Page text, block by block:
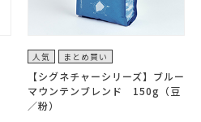
人気 まとめ買い
【シグネチャーシリーズ】ブルー
マウンテンブレンド 150g（豆
／粉）